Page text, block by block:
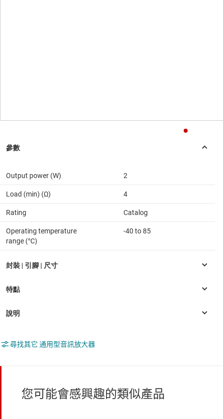
Output power (W) 2
Load (min) (Ω) 4
Rating Catalog
Operating temperature
range (°C)
-40 to 85
尋找其它 通用型音訊放大器
您可能會感興趣的類似產品